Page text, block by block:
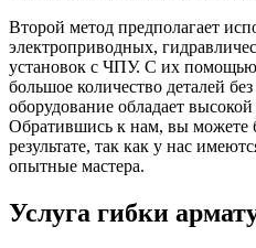
Второй метод предполагает
электроприводных,
установок с ЧПУ. С их помощью
большое количество деталей
оборудование обладает
Обратившись к нам, вы можете
результате, так как у нас
опытные мастера.
Услуга гибки